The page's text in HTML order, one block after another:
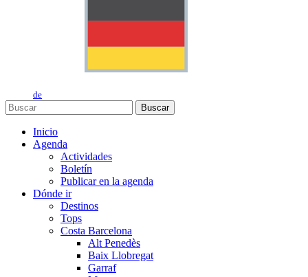
de
Buscar
Inicio
Agenda
Actividades
Boletín
Publicar en la agenda
Dónde ir
Destinos
Tops
Costa Barcelona
Alt Penedès
Baix Llobregat
Garraf